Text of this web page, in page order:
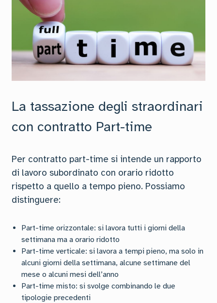
La tassazione degli straordinari
con contratto Part-time
Per contratto part-time si intende un rapporto
di lavoro subordinato con orario ridotto
rispetto a quello a tempo pieno. Possiamo
distinguere:
Part-time orizzontale: si lavora tutti i giorni della
settimana ma a orario ridotto
Part-time verticale: si lavora a tempi pieno, ma solo in
alcuni giorni della settimana, alcune settimane del
mese o alcuni mesi dell’anno
Part-time misto: si svolge combinando le due
tipologie precedenti